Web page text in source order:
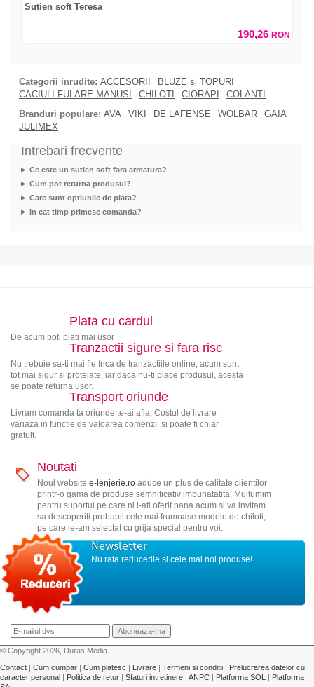
Sutien soft Teresa
190,26 RON
Categorii inrudite: ACCESORII
BLUZE si TOPURI
CACIULI FULARE MANUSI
CHILOTI CIORAPI
COLANTI
Branduri populare: AVA VIKI DE LAFENSE WOLBAR
GAIA
JULIMEX
Intrebari frecvente
Ce este un sutien soft fara armatura?
Cum pot returna produsul?
Care sunt optiunile de plata?
In cat timp primesc comanda?
Plata cu cardul
De acum poti plati mai usor
Tranzactii sigure si fara risc
Nu trebuie sa-ti mai fie frica de tranzactiile online, acum sunt
tot mai sigur si protejate, iar daca nu-ti place produsul, acesta
se poate returna usor.
Transport oriunde
Livram comanda ta oriunde te-ai afla. Costul de livrare
variaza in functie de valoarea comenzii si poate fi chiar
gratuit.
Noutati
Noul website e-lenjerie.roaduce un plus de calitate clientilor
printr-o gama de produse semnificativ imbunatatita. Multumim
pentru suportul pe care ni l-ati oferit pana acum si va invitam
sa descoperiti probabil cele mai frumoase modele de chiloti,
pe care le-am selectat cu grija special pentru voi.
Newsletter
Nu rata reducerile si cele mai noi produse!
© Copyright 2026, Duras Media
Contact | Cum cumpar | Cum platesc | Livrare | Termeni si conditii | Prelucrarea datelor cu
caracter personal | Politica de retur | Sfaturi intretinere | ANPC | Platforma SOL | Platforma